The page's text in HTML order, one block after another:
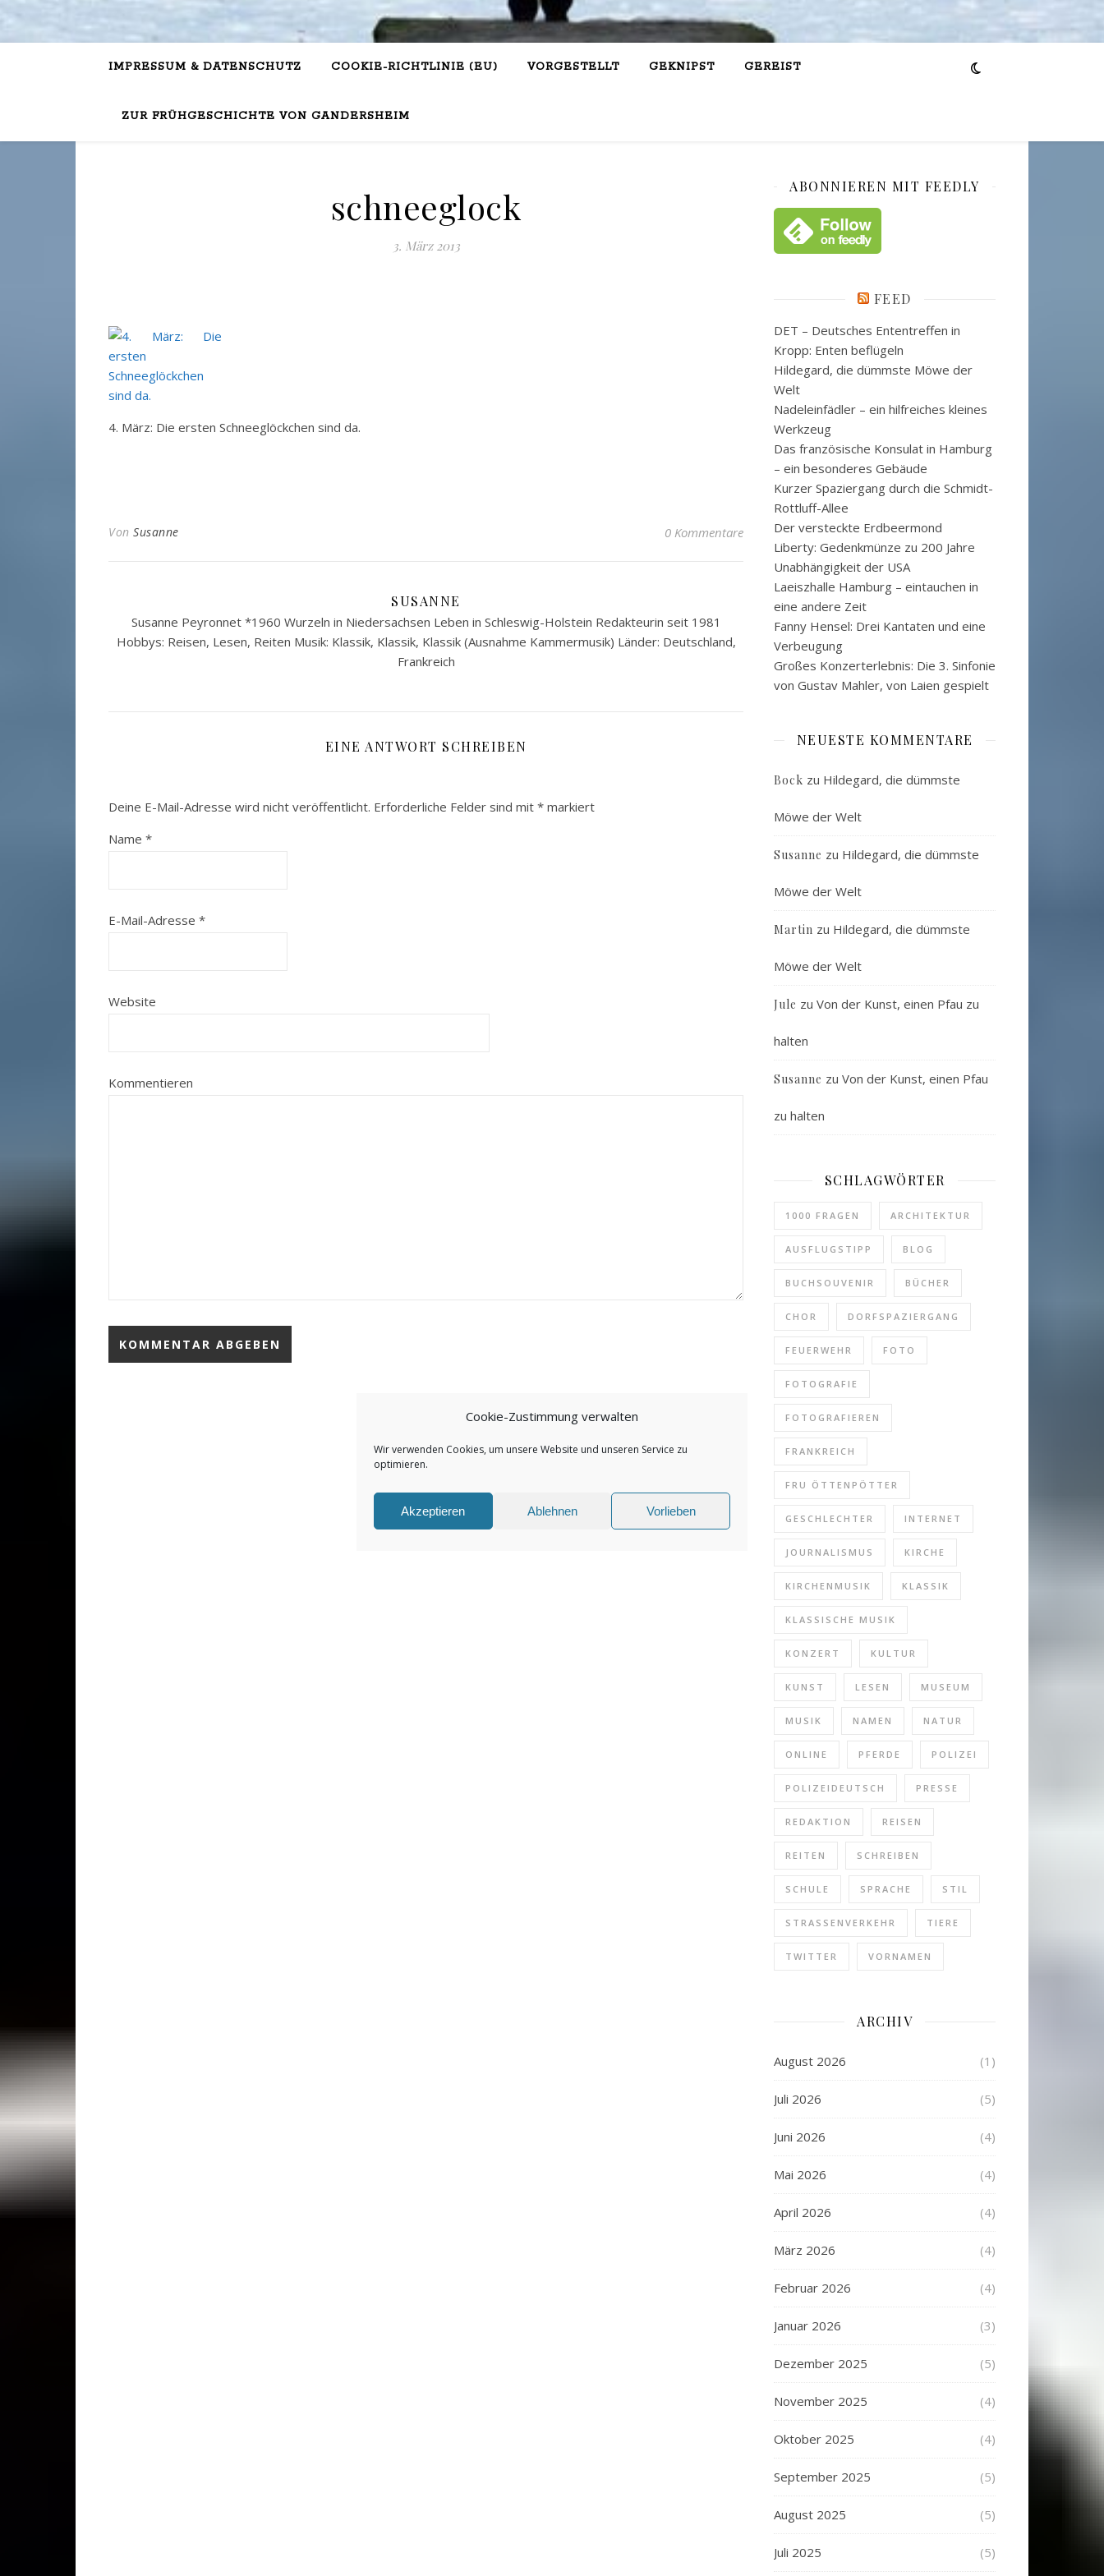
Cookie-Zustimmung verwalten
Wir verwenden Cookies, um unsere Website und unseren Service zu
optimieren.
Akzeptieren Ablehnen Vorlieben
IMPRESSUM & DATENSCHUTZ COOKIE-RICHTLINIE (EU) VORGESTELLT GEKNIPST GEREIST
ZUR FRÜHGESCHICHTE VON GANDERSHEIM
schneeglock
3. März 2013
4. März: Die ersten Schneeglöckchen sind da.
Von Susanne 0 Kommentare
SUSANNE
Susanne Peyronnet *1960 Wurzeln in Niedersachsen Leben in Schleswig-Holstein Redakteurin seit 1981
Hobbys: Reisen, Lesen, Reiten Musik: Klassik, Klassik, Klassik (Ausnahme Kammermusik) Länder: Deutschland,
Frankreich
EINE ANTWORT SCHREIBEN
Deine E-Mail-Adresse wird nicht veröffentlicht. Erforderliche Felder sind mit * markiert
Name *
E-Mail-Adresse *
Website
Kommentieren
ABONNIEREN MIT FEEDLY
FEED
DET – Deutsches Ententreffen in
Kropp: Enten beflügeln
Hildegard, die dümmste Möwe der
Welt
Nadeleinfädler – ein hilfreiches kleines
Werkzeug
Das französische Konsulat in Hamburg
– ein besonderes Gebäude
Kurzer Spaziergang durch die Schmidt-
Rottluff-Allee
Der versteckte Erdbeermond
Liberty: Gedenkmünze zu 200 Jahre
Unabhängigkeit der USA
Laeiszhalle Hamburg – eintauchen in
eine andere Zeit
Fanny Hensel: Drei Kantaten und eine
Verbeugung
Großes Konzerterlebnis: Die 3. Sinfonie
von Gustav Mahler, von Laien gespielt
NEUESTE KOMMENTARE
Bock zu Hildegard, die dümmste
Möwe der Welt
Susanne zu Hildegard, die dümmste
Möwe der Welt
Martin zu Hildegard, die dümmste
Möwe der Welt
Jule zu Von der Kunst, einen Pfau zu
halten
Susanne zu Von der Kunst, einen Pfau
zu halten
SCHLAGWÖRTER
1000 FRAGEN ARCHITEKTUR
AUSFLUGSTIPP BLOG
BUCHSOUVENIR BÜCHER
CHOR DORFSPAZIERGANG
FEUERWEHR FOTO
FOTOGRAFIE
FOTOGRAFIEREN
FRANKREICH
FRU ÖTTENPÖTTER
GESCHLECHTER INTERNET
JOURNALISMUS KIRCHE
KIRCHENMUSIK KLASSIK
KLASSISCHE MUSIK
KONZERT KULTUR
KUNST LESEN MUSEUM
MUSIK NAMEN NATUR
ONLINE PFERDE POLIZEI
POLIZEIDEUTSCH PRESSE
REDAKTION REISEN
REITEN SCHREIBEN
SCHULE SPRACHE STIL
STRASSENVERKEHR TIERE
TWITTER VORNAMEN
ARCHIV
August 2026 (1)
Juli 2026 (5)
Juni 2026 (4)
Mai 2026 (4)
April 2026 (4)
März 2026 (4)
Februar 2026 (4)
Januar 2026 (3)
Dezember 2025 (5)
November 2025 (4)
Oktober 2025 (4)
September 2025 (5)
August 2025 (5)
Juli 2025 (5)